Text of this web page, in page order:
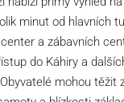
minut od hlavních
a zábavních
do Káhiry a
mohou těžit